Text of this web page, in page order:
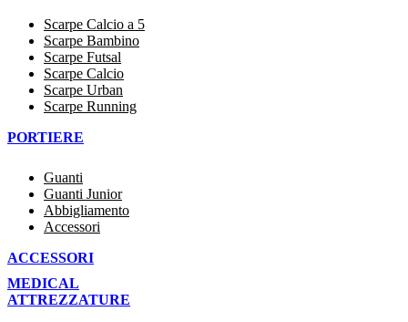
Scarpe Calcio a 5
Scarpe Bambino
Scarpe Futsal
Scarpe Calcio
Scarpe Urban
Scarpe Running
PORTIERE
Guanti
Guanti Junior
Abbigliamento
Accessori
ACCESSORI
MEDICAL
ATTREZZATURE